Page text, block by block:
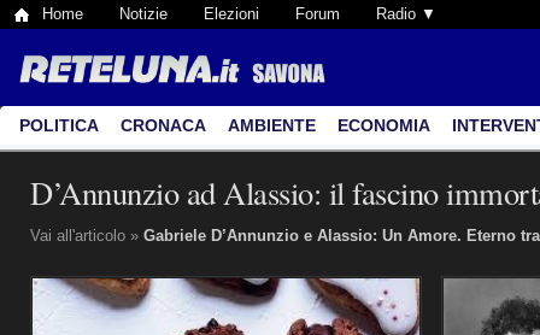
Home Notizie Elezioni Forum Radio ▼
POLITICA CRONACA AMBIENTE ECONOMIA
D’Annunzio ad Alassio: il fascino
Vai all'articolo » Gabriele D’Annunzio e Alassio: Un Amore. Eterno